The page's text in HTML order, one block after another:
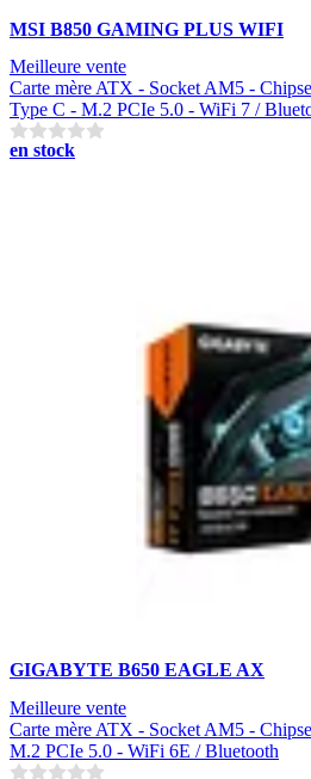
MSI B850 GAMING PLUS WIFI
Meilleure vente
Carte mère ATX - Socket AM5 -
Type C - M.2 PCIe 5.0 - WiFi 7 /
en stock
GIGABYTE B650 EAGLE AX
Meilleure vente
Carte mère ATX - Socket AM5 -
M.2 PCIe 5.0 - WiFi 6E / Bluetooth